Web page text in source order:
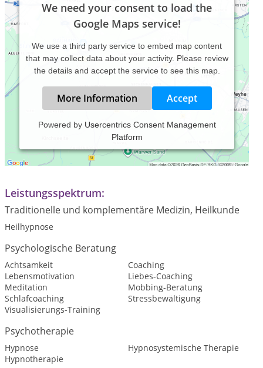
We need your consent to load the
Google Maps service!
We use a third party service to embed map content
that may collect data about your activity. Please review
the details and accept the service to see this map.
More Information Accept
Powered by Usercentrics Consent Management
Platform
Ängste & Blockaden auflösen mit der einzigartigen Rapid
Transformational Hypnotherapy. Booste dein
Selbstbewusstsein und lebe dein bestes Leben!
Leistungsspektrum:
Traditionelle und komplementäre Medizin, Heilkunde
Heilhypnose
Psychologische Beratung
Achtsamkeit
Coaching
Lebensmotivation
Liebes-Coaching
Meditation
Mobbing-Beratung
Schlafcoaching
Stressbewältigung
Visualisierungs-Training
Psychotherapie
Hypnose
Hypnosystemische Therapie
Hypnotherapie